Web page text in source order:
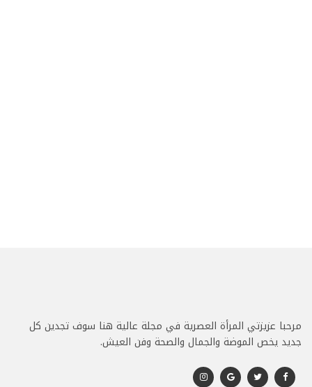
مرحبا عزيزتي المرأة العصرية في مجلة عالية هنا سوف تجدين كل
جديد يخص الموضة والجمال والصحة وفن العيش.